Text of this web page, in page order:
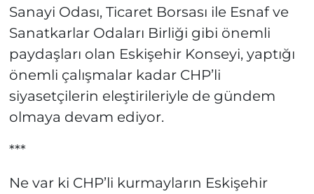
Sanayi Odası, Ticaret Borsası ile Esnaf ve
Sanatkarlar Odaları Birliği gibi önemli
paydaşları olan Eskişehir Konseyi, yaptığı
önemli çalışmalar kadar CHP’li
siyasetçilerin eleştirileriyle de gündem
olmaya devam ediyor.
***
Ne var ki CHP’li kurmayların Eskişehir